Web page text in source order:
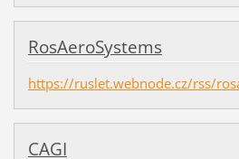
RosAeroSystems
https://ruslet.webnode.cz/rss/
CAGI